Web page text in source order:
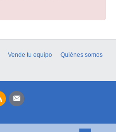
Vende tu equipo
Quiénes somos